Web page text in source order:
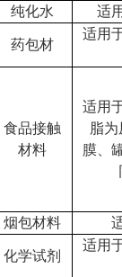
纯化水 适
药包材
适用
食品接触
材料
适用
脂
膜、
烟包材料
化学试剂
适用